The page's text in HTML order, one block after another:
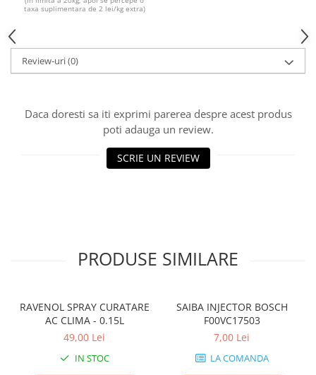
taxa suplimentara de 2 lei/kg extra)
Review-uri(0)
Daca doresti sa iti exprimi parerea despre acest produs
poti adauga un review.
SCRIE UN REVIEW
PRODUSE SIMILARE
RAVENOL SPRAY CURATARE
AC CLIMA - 0.15L
49,00 Lei
IN STOC
SAIBA INJECTOR BOSCH
F00VC17503
7,00 Lei
LA COMANDA